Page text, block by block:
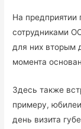
На предприятии
сотрудниками
для них вторым
момента
Здесь также
примеру,
день визита